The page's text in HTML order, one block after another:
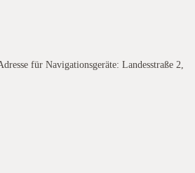
für Navigationsgeräte: Landesstraße 2,